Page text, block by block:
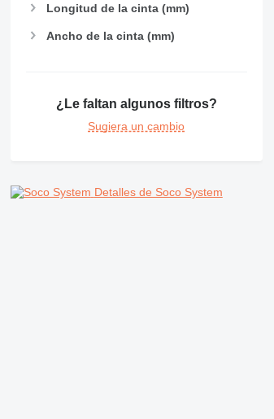
Longitud de la cinta (mm)
Ancho de la cinta (mm)
¿Le faltan algunos filtros?
Sugiera un cambio
Detalles de Soco System